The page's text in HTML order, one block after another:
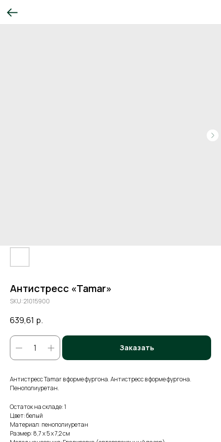
Антистресс «Tamar»
SKU:21015900
639,61 р.
Заказать
Антистресс Tamar в форме фургона. Антистресс в форме фургона.
Пенополиуретан.
Остаток на складе: 1
Цвет: белый
Материал: пенополиуретан
Размер: 8,7 x 5 x 7,2 см